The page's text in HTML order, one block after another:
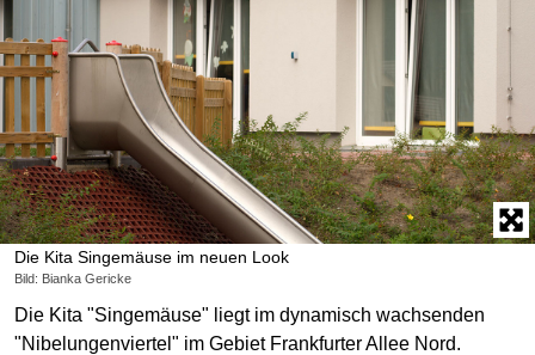
Die Kita Singemäuse im neuen Look
Bild: Bianka Gericke
Die Kita "Singemäuse" liegt im dynamisch wachsenden
"Nibelungen­viertel" im Gebiet Frankfurter Allee Nord.